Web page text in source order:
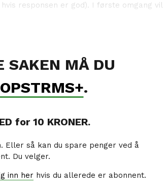
responsen er god). I første omgang vil
SAKEN MÅ DU
OPSTRMS+.
for 10 KRONER.
Eller så kan du spare penger ved å
Du velger.
inn her hvis du allerede er abonnent.